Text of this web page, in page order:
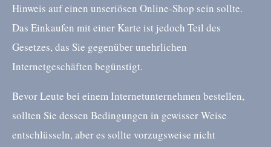
Hinweis auf einen unseriösen Online-Shop sein sollte.
Das Einkaufen mit einer Karte ist jedoch Teil des
Gesetzes, das Sie gegenüber unehrlichen
Internetgeschäften begünstigt.
Bevor Leute bei einem Internetunternehmen bestellen,
sollten Sie dessen Bedingungen in gewisser Weise
entschlüsseln, aber es sollte vorzugsweise nicht